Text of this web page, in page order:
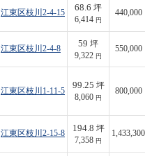
江東区枝川2-4-15
68.6 坪
6,414 円
440,000
江東区枝川2-4-8
59 坪
9,322 円
550,000
江東区枝川1-11-5
99.25 坪
8,060 円
800,000
江東区枝川2-15-8
194.8 坪
7,358 円
1,433,300